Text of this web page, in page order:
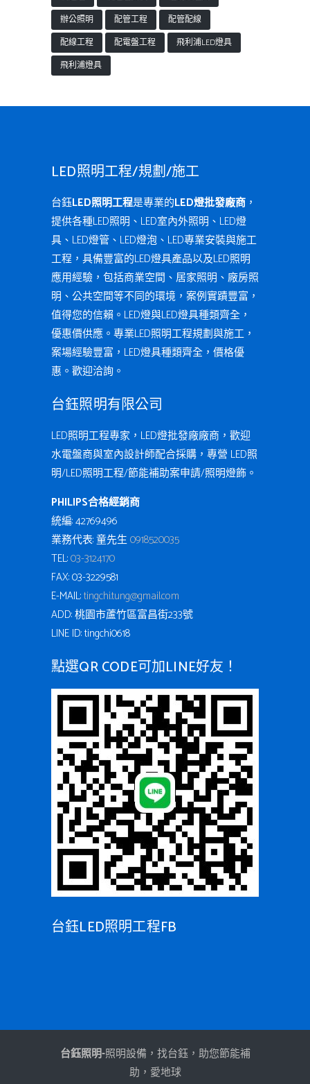
辦公照明
配管工程
配管配線
配線工程
配電盤工程
飛利浦LED燈具
飛利浦燈具
LED照明工程/規劃/施工
台鈺LED照明工程是專業的LED燈批發廠商 ，
提供各種LED照明、LED室內外照明、LED燈
具、LED燈管、LED燈泡、LED專業安裝與施工
工程，具備豐富的LED燈具產品以及LED照明
應用經驗，包括商業空間、居家照明、廠房照
明、公共空間等不同的環境，案例實蹟豐富，
值得您的信賴。LED燈與LED燈具種類齊全，
優惠價供應。專業LED照明工程規劃與施工，
案場經驗豐富，LED燈具種類齊全，價格優
惠。歡迎洽詢。
台鈺照明有限公司
LED照明工程專家，LED燈批發廠廠商，歡迎
水電盤商與室內設計師配合採購，專營 LED照
明/LED照明工程/節能補助案申請/照明燈飾。
PHILIPS合格經銷商
統編: 42769496
業務代表: 童先生0918520035
TEL:03-3124170
FAX: 03-3229581
E-MAIL:tingchi.tung@gmail.com
ADD: 桃園市蘆竹區富昌街233號
LINE ID: tingchi0618
點選QR CODE可加LINE好友！
台鈺LED照明工程FB
台鈺照明-照明設備，找台鈺，助您節能補
助，愛地球